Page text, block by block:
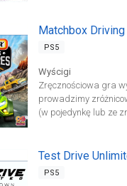
hipersamochodach
Matchbox
PS5
Wyścigi
Zręcznościowa gra
prowadzimy
(w pojedynkę lub ze
gaszenie pożarów,
Test Drive
PS5